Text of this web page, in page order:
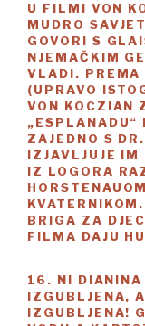
U FILMI VON
MUDRO
GOVORI S
NJEMAČKIM
VLADI. PREMA
(UPRAVO
VON KOCZIAN
ZAJEDNO S
IZJAVLJUJE IM
IZ LOGORA
BRIGA ZA
FILMA DAJU
16. NI DIANINA
IZGUBLJENA,
IZGUBLJENA!